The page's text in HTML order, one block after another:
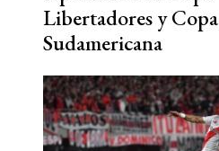
Libertadores y Copa
Sudamericana